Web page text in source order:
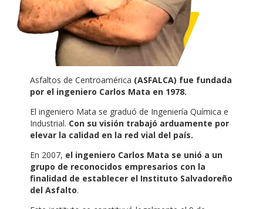
Asfaltos de Centroamérica (ASFALCA) fue fundada
por el ingeniero Carlos Mata en 1978.
El ingeniero Mata se graduó de Ingeniería Química e
Industrial. Con su visión trabajó arduamente por
elevar la calidad en la red vial del país.
En 2007, el ingeniero Carlos Mata se unió a un
grupo de reconocidos empresarios con la
finalidad de establecer el Instituto Salvadoreño
del Asfalto.